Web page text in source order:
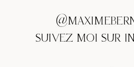
SUIVEZ MOI SUR